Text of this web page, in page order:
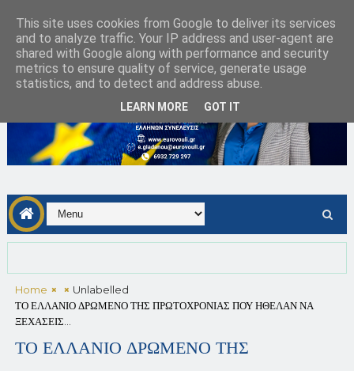
Home
Unlabelled
ΤΟ ΕΛΛΑΝΙΟ ΔΡΩΜΕΝΟ ΤΗΣ ΠΡΩΤΟΧΡΟΝΙΑΣ ΠΟΥ ΗΘΕΛΑΝ ΝΑ
ΞΕΧΑΣΕΙΣ...
ΤΟ ΕΛΛΑΝΙΟ ΔΡΩΜΕΝΟ ΤΗΣ
This site uses cookies from Google to deliver its services
and to analyze traffic. Your IP address and user-agent are
shared with Google along with performance and security
metrics to ensure quality of service, generate usage
statistics, and to detect and address abuse.
LEARN MORE GOT IT